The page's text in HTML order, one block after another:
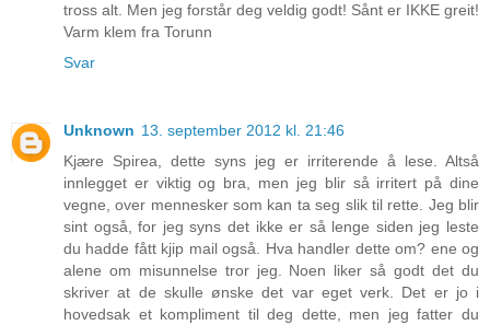
tross alt. Men jeg forstår deg veldig godt! Sånt er IKKE greit!
Varm klem fra Torunn
Svar
Unknown 13. september 2012 kl. 21:46
Kjære Spirea, dette syns jeg er irriterende å lese. Altså
innlegget er viktig og bra, men jeg blir så irritert på dine
vegne, over mennesker som kan ta seg slik til rette. Jeg blir
sint også, for jeg syns det ikke er så lenge siden jeg leste
du hadde fått kjip mail også. Hva handler dette om? ene og
alene om misunnelse tror jeg. Noen liker så godt det du
skriver at de skulle ønske det var eget verk. Det er jo i
hovedsak et kompliment til deg dette, men jeg fatter du